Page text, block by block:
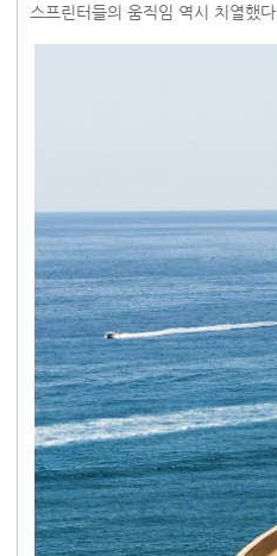
스프린터들의 움직임 역시 치열했다.